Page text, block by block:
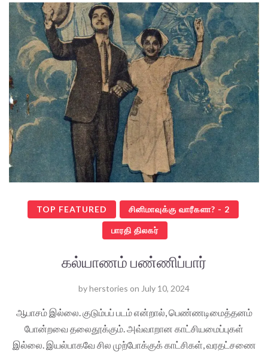
TOP FEATURED சினிமாவுக்கு வாரீகளா? - 2
பாரதி திலகர்
கல்யாணம் பண்ணிப்பார்
byherstories on July 10, 2024
ஆபாசம் இல்லை. குடும்பப் படம் என்றால், பெண்ணடிமைத்தனம்
போன்றவை தலைதூக்கும். அவ்வாறான காட்சியமைப்புகள்
இல்லை. இயல்பாகவே சில முற்போக்குக் காட்சிகள், வரதட்சணை